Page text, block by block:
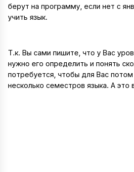
берут на программу, если нет с
учить язык.
Т.к. Вы сами пишите, что у Вас
нужно его определить и понять
потребуется, чтобы для Вас
несколько семестров языка. А это